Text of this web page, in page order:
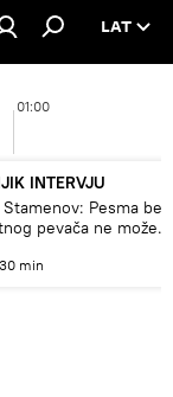
LAT
01:00
INTERVJU
Pesma bez
pevača ne može
30 min